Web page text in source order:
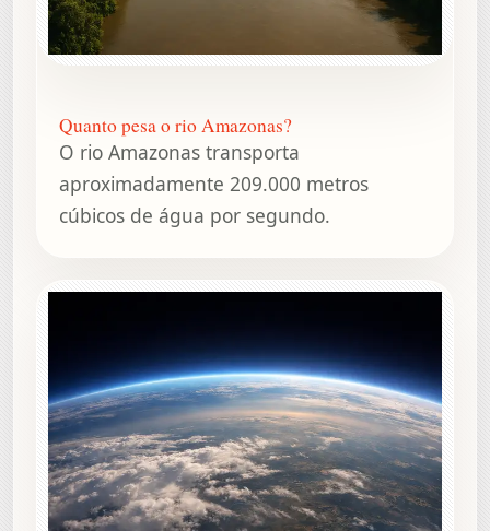
Quanto pesa o rio Amazonas?
O rio Amazonas transporta
aproximadamente 209.000 metros
cúbicos de água por segundo.